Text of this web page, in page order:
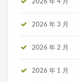
2026 年 4 月
2026 年 3 月
2026 年 2 月
2026 年 1 月